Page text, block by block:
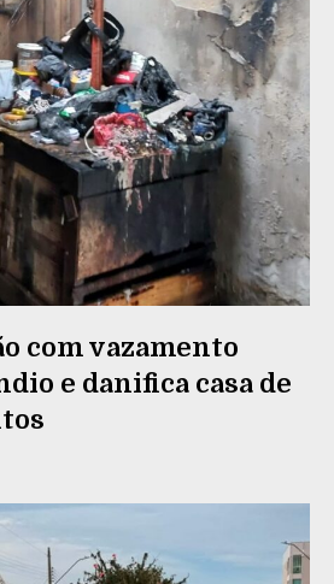
com vazamento
e danifica casa de